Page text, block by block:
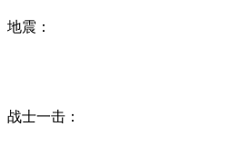
地震：
战士一击：